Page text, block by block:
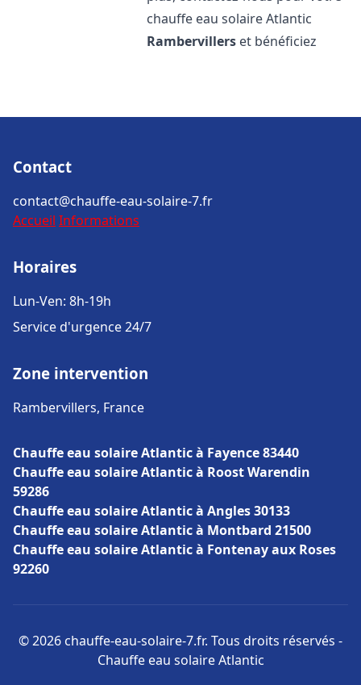
chauffe eau solaire Atlantic
Rambervillers et bénéficiez
Contact
contact@chauffe-eau-solaire-7.fr
Accueil Informations
Horaires
Lun-Ven: 8h-19h
Service d'urgence 24/7
Zone intervention
Rambervillers, France
Chauffe eau solaire Atlantic à Fayence 83440
Chauffe eau solaire Atlantic à Roost Warendin
59286
Chauffe eau solaire Atlantic à Angles 30133
Chauffe eau solaire Atlantic à Montbard 21500
Chauffe eau solaire Atlantic à Fontenay aux Roses
92260
© 2026 chauffe-eau-solaire-7.fr. Tous droits réservés -
Chauffe eau solaire Atlantic